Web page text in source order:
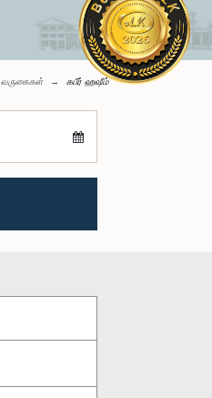
வருகைகள் கபீர் ஹஷீம்